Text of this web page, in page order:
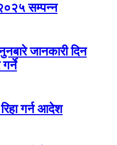
सम्पन्न
जानकारी दिन
रिहा गर्न आदेश